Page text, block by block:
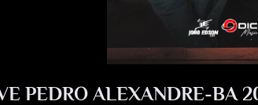
PEDRO ALEXANDRE-BA